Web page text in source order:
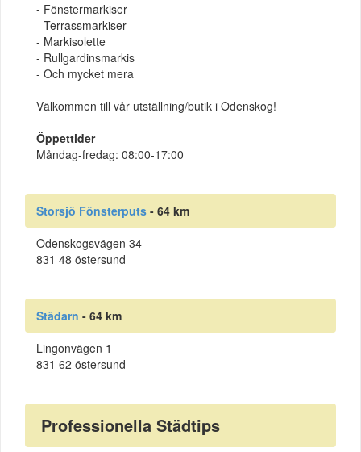
- Fönstermarkiser
- Terrassmarkiser
- Markisolette
- Rullgardinsmarkis
- Och mycket mera
Välkommen till vår utställning/butik i Odenskog!
Öppettider
Måndag-fredag: 08:00-17:00
Storsjö Fönsterputs - 64 km
Odenskogsvägen 34
831 48 östersund
Städarn - 64 km
Lingonvägen 1
831 62 östersund
Professionella Städtips